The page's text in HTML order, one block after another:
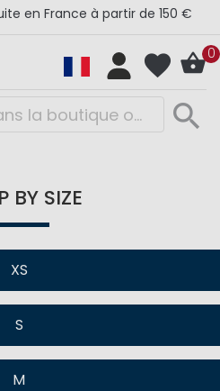
en France à partir de 150 €
0
BY SIZE
XS
S
M